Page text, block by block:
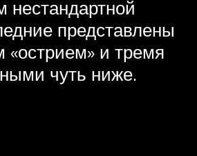
нестандартной
представлены
«острием» и тремя
чуть ниже.